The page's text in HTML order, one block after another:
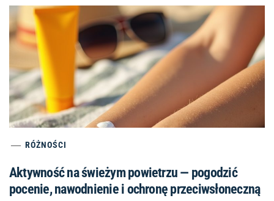
RÓŻNOŚCI
Aktywność na świeżym powietrzu — pogodzić
pocenie, nawodnienie i ochronę przeciwsłoneczną